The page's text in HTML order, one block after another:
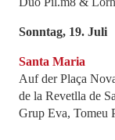
Sonntag, 19. Juli
Santa Maria
Auf der Plaça
de la Revetlla de
Grup Eva, Tomeu